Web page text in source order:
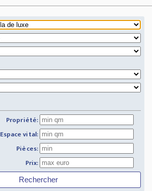
Propriété:
Espace vital:
Pièces:
Prix: